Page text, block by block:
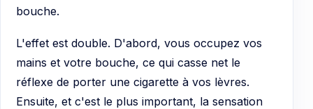
bouche.
L'effet est double. D'abord, vous occupez vos
mains et votre bouche, ce qui casse net le
réflexe de porter une cigarette à vos lèvres.
Ensuite, et c'est le plus important, la sensation